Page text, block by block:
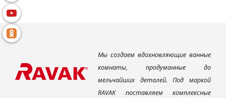
Мы создаем вдохновляющие ванные
комнаты, продуманные до
мельчайших деталей. Под маркой
RAVAK поставляем комплексные